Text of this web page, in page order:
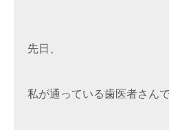
先日、
私が通っている歯医者さん